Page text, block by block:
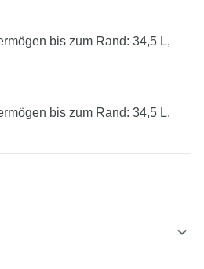
bis zum Rand: 34,5 L,
bis zum Rand: 34,5 L,